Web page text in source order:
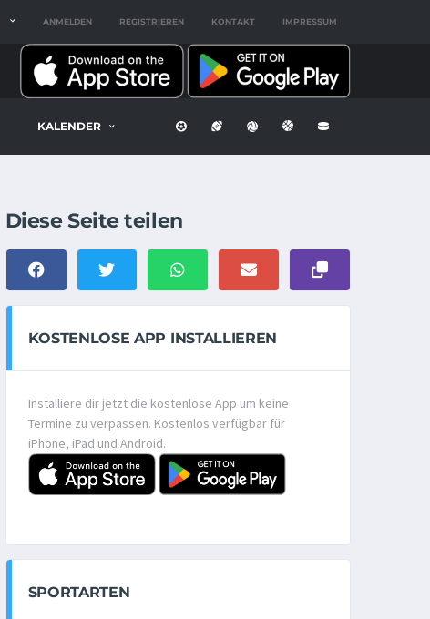
ANMELDEN REGISTRIEREN KONTAKT IMPRESSUM
KALENDER
Diese Seite teilen
KOSTENLOSE APP INSTALLIEREN
Installiere dir jetzt die kostenlose App um keine
Termine zu verpassen. Kostenlos verfügbar für
iPhone, iPad und Android.
SPORTARTEN